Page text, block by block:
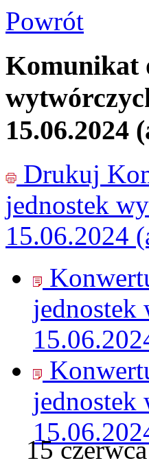
Powrót
Komunikat
15.06.2024
Drukuj
jednostek
15.06.2024
jednostek
jednostek
15